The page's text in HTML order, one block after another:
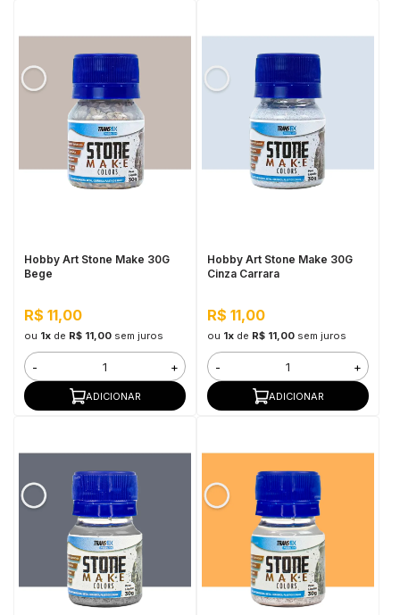
Hobby Art Stone Make 30G
Bege
R$ 11,00
ou 1xde R$ 11,00 sem juros
- +
ADICIONAR
Hobby Art Stone Make 30G
Cinza Carrara
R$ 11,00
ou 1xde R$ 11,00 sem juros
- +
ADICIONAR